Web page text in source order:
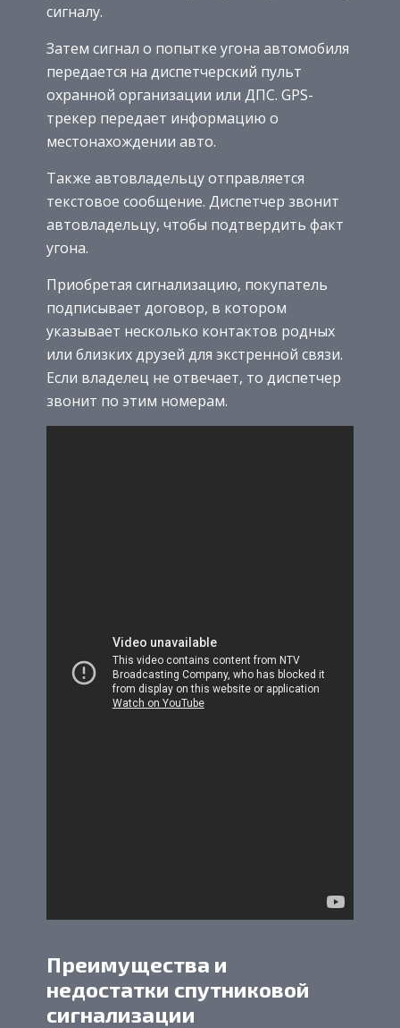
сигналу.
Затем сигнал о попытке угона автомобиля
передается на диспетчерский пульт
охранной организации или ДПС. GPS-
трекер передает информацию о
местонахождении авто.
Также автовладельцу отправляется
текстовое сообщение. Диспетчер звонит
автовладельцу, чтобы подтвердить факт
угона.
Приобретая сигнализацию, покупатель
подписывает договор, в котором
указывает несколько контактов родных
или близких друзей для экстренной связи.
Если владелец не отвечает, то диспетчер
звонит по этим номерам.
Преимущества и
недостатки спутниковой
сигнализации